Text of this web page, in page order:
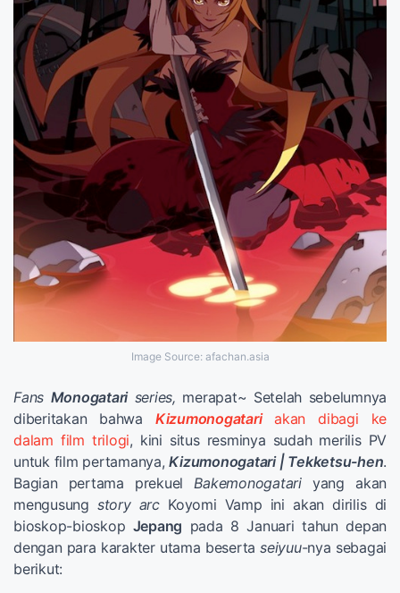
Image Source: afachan.asia
Fans Monogatariseries, merapat~ Setelah sebelumnya
diberitakan bahwa Kizumonogatariakan dibagi ke
dalam film trilogi, kini situs resminya sudah merilis PV
untuk film pertamanya,Kizumonogatari | Tekketsu-hen.
Bagian pertama prekuelBakemonogatariyang akan
mengusung story arcKoyomi Vamp ini akan dirilis di
bioskop-bioskop Jepang pada 8 Januari tahun depan
dengan para karakter utama besertaseiyuu-nya sebagai
berikut: